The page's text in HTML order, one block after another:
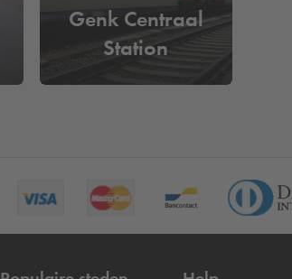
Genk Centraal
Station